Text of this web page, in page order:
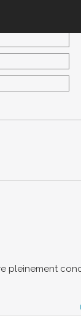
pleinement